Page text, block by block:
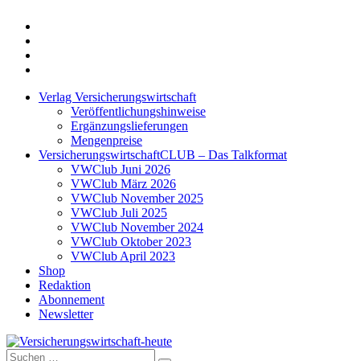
Verlag Versicherungswirtschaft
Veröffentlichungshinweise
Ergänzungslieferungen
Mengenpreise
VersicherungswirtschaftCLUB – Das Talkformat
VWClub Juni 2026
VWClub März 2026
VWClub November 2025
VWClub Juli 2025
VWClub November 2024
VWClub Oktober 2023
VWClub April 2023
Shop
Redaktion
Abonnement
Newsletter
Suche